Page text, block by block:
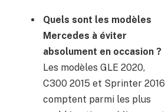
Quels sont les modèles
Mercedes à éviter
absolument en occasion ?
Les modèles GLE 2020,
C300 2015 et Sprinter 2016
comptent parmi les plus